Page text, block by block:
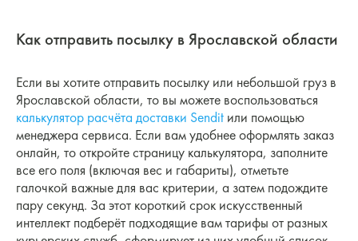
Как отправить посылку в Ярославской области
Если вы хотите отправить посылку или небольшой груз в
Ярославской области, то вы можете воспользоваться
калькулятор расчёта доставки Sendit или помощью
менеджера сервиса. Если вам удобнее оформлять заказ
онлайн, то откройте страницу калькулятора, заполните
все его поля (включая вес и габариты), отметьте
галочкой важные для вас критерии, а затем подождите
пару секунд. За этот короткий срок искусственный
интеллект подберёт подходящие вам тарифы от разных